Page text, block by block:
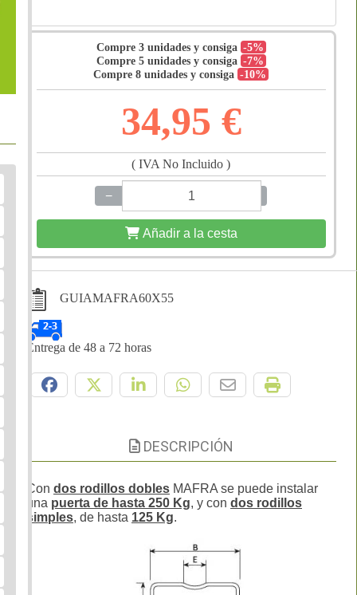
Compre 3 unidades y consiga -5%
Compre 5 unidades y consiga -7%
Compre 8 unidades y consiga-10%
34,95 €
( IVA No Incluido )
−
Añadir a la cesta
GUIAMAFRA60X55
Entrega de 48 a 72 horas
DESCRIPCIÓN
Con dos rodillos dobles MAFRA se puede instalar
una puerta de hasta 250 Kg, y con dos rodillos
simples, de hasta 125 Kg.